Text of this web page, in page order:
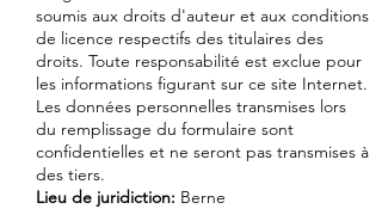
soumis aux droits d'auteur et aux conditions
de licence respectifs des titulaires des
droits. Toute responsabilité est exclue pour
les informations figurant sur ce site Internet.
Les données personnelles transmises lors
du remplissage du formulaire sont
confidentielles et ne seront pas transmises à
des tiers.
Lieu de juridiction: Berne